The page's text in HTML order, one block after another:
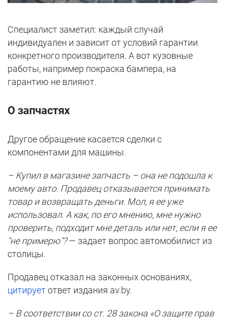
Специалист заметил: каждый случай
индивидуален и зависит от условий гарантии
конкретного производителя. А вот кузовные
работы, например покраска бампера, на
гарантию не влияют.
О запчастях
Другое обращение касается сделки с
компонентами для машины.
– Купил в магазине запчасть – она не подошла к
моему авто. Продавец отказывается принимать
товар и возвращать деньги. Мол, я ее уже
использовал. А как, по его мнению, мне нужно
проверить, подходит мне деталь или нет, если я ее
"не примерю"?— задает вопрос автомобилист из
столицы.
Продавец отказал на законных основаниях,
цитируетответ издания av.by.
– В соответствии со ст. 28 закона «О защите прав